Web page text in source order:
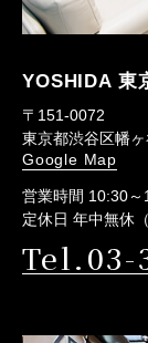
YOSHIDA 東
〒151-0072
東京都渋谷区幡
Google Map
営業時間 10:30
定休日 年中無休
Tel.03-